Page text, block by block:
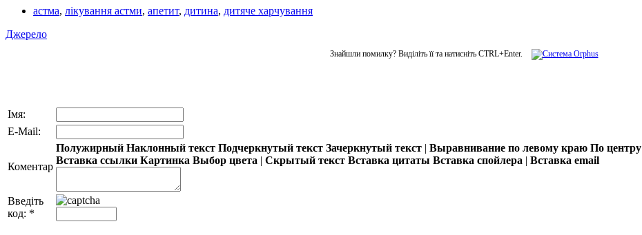
астма, лікування астми, апетит, дитина, дитяче харчування
Джерело
Знайшли помилку? Виділіть її та натисніть CTRL+Enter.
Імя:
E-Mail:
Коментар
Полужирный Наклонный текст Подчеркнутый текст Зачеркнутый текст | Выравнивание по левому краю По центру
Вставка ссылки Картинка Выбор цвета | Скрытый текст Вставка цитаты Вставка спойлера | Вставка email
Введіть
код: *